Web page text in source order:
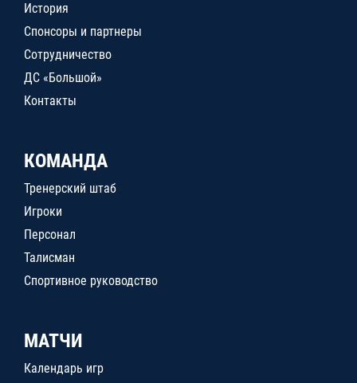
История
Спонсоры и партнеры
Сотрудничество
ДС «Большой»
Контакты
КОМАНДА
Тренерский штаб
Игроки
Персонал
Талисман
Спортивное руководство
МАТЧИ
Календарь игр